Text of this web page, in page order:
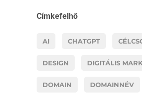
Címkefelhő
AI CHATGPT
DESIGN DIGITÁLIS
DOMAIN DOMAINNÉV